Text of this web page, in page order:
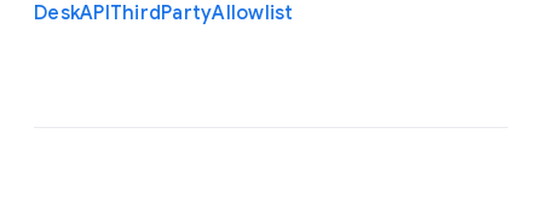
DeskAPIThirdPartyAllowlist